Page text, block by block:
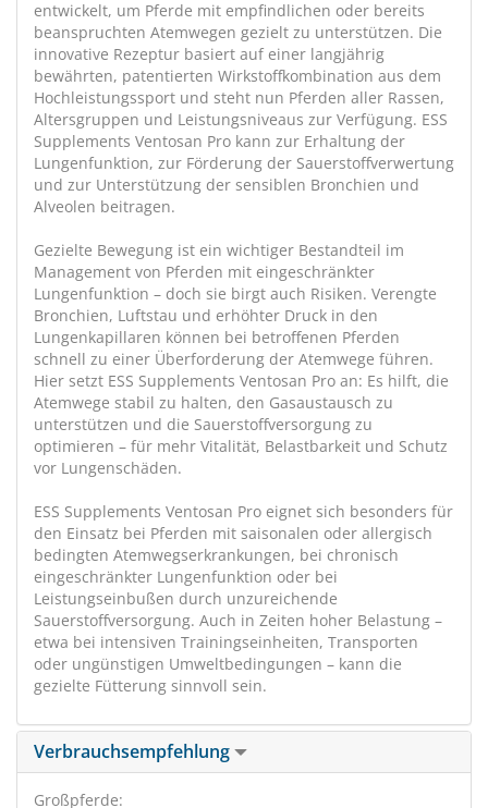
entwickelt, um Pferde mit empfindlichen oder bereits
beanspruchten Atemwegen gezielt zu unterstützen. Die
innovative Rezeptur basiert auf einer langjährig
bewährten, patentierten Wirkstoffkombination aus dem
Hochleistungssport und steht nun Pferden aller Rassen,
Altersgruppen und Leistungsniveaus zur Verfügung. ESS
Supplements Ventosan Pro kann zur Erhaltung der
Lungenfunktion, zur Förderung der Sauerstoffverwertung
und zur Unterstützung der sensiblen Bronchien und
Alveolen beitragen.
Gezielte Bewegung ist ein wichtiger Bestandteil im
Management von Pferden mit eingeschränkter
Lungenfunktion – doch sie birgt auch Risiken. Verengte
Bronchien, Luftstau und erhöhter Druck in den
Lungenkapillaren können bei betroffenen Pferden
schnell zu einer Überforderung der Atemwege führen.
Hier setzt ESS Supplements Ventosan Pro an: Es hilft, die
Atemwege stabil zu halten, den Gasaustausch zu
unterstützen und die Sauerstoffversorgung zu
optimieren – für mehr Vitalität, Belastbarkeit und Schutz
vor Lungenschäden.
ESS Supplements Ventosan Pro eignet sich besonders für
den Einsatz bei Pferden mit saisonalen oder allergisch
bedingten Atemwegserkrankungen, bei chronisch
eingeschränkter Lungenfunktion oder bei
Leistungseinbußen durch unzureichende
Sauerstoffversorgung. Auch in Zeiten hoher Belastung –
etwa bei intensiven Trainingseinheiten, Transporten
oder ungünstigen Umweltbedingungen – kann die
gezielte Fütterung sinnvoll sein.
Verbrauchsempfehlung
Großpferde: